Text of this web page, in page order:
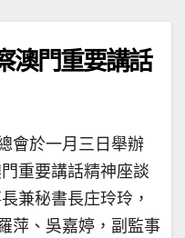
澳門重要講話
會於一月三日舉辦
重要講話精神座談
兼秘書長庄玲玲，
萍、吳嘉婷，副監事